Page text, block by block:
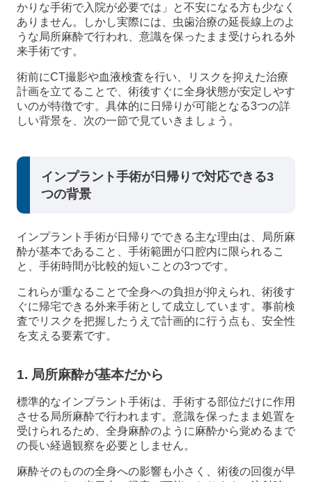
かりな手術で入院が必要では」と不安になる方も少なく
ありません。しかし実際には、虫歯治療の延長線上のよ
うな局所麻酔で行われ、意識を保ったまま受けられる外
来手術です。
術前にCT撮影や血液検査を行い、リスクを抑えた治療
計画を立てることで、術後すぐに全身状態が安定しやす
いのが特徴です。具体的に日帰りが可能となる3つの詳
しい背景を、次の一節で見ていきましょう。
インプラント手術が日帰りで対応できる3
つの背景
インプラント手術が日帰りでできる主な理由は、局所麻
酔が基本であること、手術範囲が口腔内に限られるこ
と、手術時間が比較的短いことの3つです。
これらが重なることで全身への負担が抑えられ、術後す
ぐに帰宅できる外来手術として成立しています。事前検
査でリスクを把握したうえで計画的に行う点も、安全性
を支える要素です。
1. 局所麻酔が基本だから
標準的なインプラント手術は、手術する部位だけに作用
させる局所麻酔で行われます。意識を保ったまま処置を
受けられるため、全身麻酔のように麻酔から覚めるまで
の長い経過観察を必要としません。
麻酔そのものの全身への影響も小さく、術後の回復が早